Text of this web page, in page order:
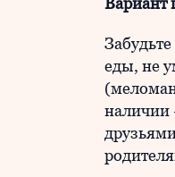
еды, не
наличии